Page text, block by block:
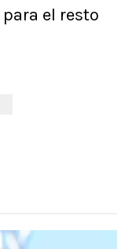
para el resto